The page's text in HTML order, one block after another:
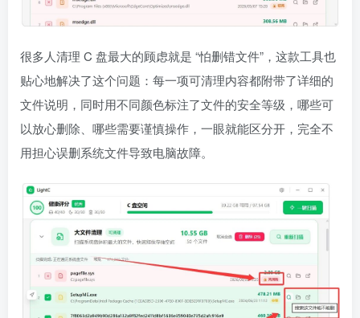
很多人清理 C 盘最大的顾虑就是 “怕删错文件”，这款工具也
贴心地解决了这个问题：每一项可清理内容都附带了详细的
文件说明，同时用不同颜色标注了文件的安全等级，哪些可
以放心删除、哪些需要谨慎操作，一眼就能区分开，完全不
用担心误删系统文件导致电脑故障。